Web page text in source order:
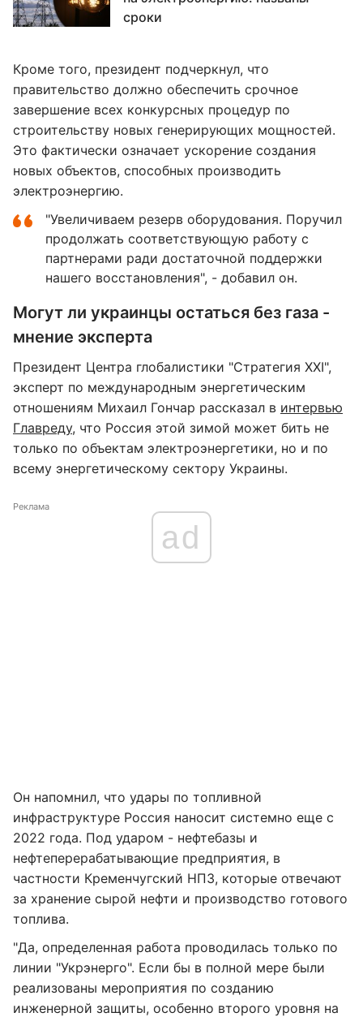
сроки
Кроме того, президент подчеркнул, что
правительство должно обеспечить срочное
завершение всех конкурсных процедур по
строительству новых генерирующих мощностей.
Это фактически означает ускорение создания
новых объектов, способных производить
электроэнергию.
"Увеличиваем резерв оборудования. Поручил
продолжать соответствующую работу с
партнерами ради достаточной поддержки
нашего восстановления", - добавил он.
Могут ли украинцы остаться без газа -
мнение эксперта
Президент Центра глобалистики "Стратегия ХХІ",
эксперт по международным энергетическим
отношениям Михаил Гончар рассказал в интервью
Главреду, что Россия этой зимой может бить не
только по объектам электроэнергетики, но и по
всему энергетическому сектору Украины.
Реклама
ad
Он напомнил, что удары по топливной
инфраструктуре Россия наносит системно еще с
2022 года. Под ударом - нефтебазы и
нефтеперерабатывающие предприятия, в
частности Кременчугский НПЗ, которые отвечают
за хранение сырой нефти и производство готового
топлива.
"Да, определенная работа проводилась только по
линии "Укрэнерго". Если бы в полной мере были
реализованы мероприятия по созданию
инженерной защиты, особенно второго уровня на